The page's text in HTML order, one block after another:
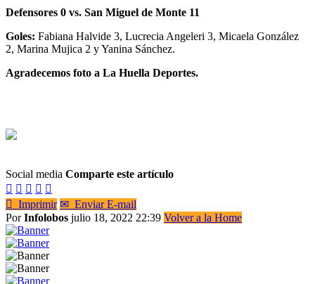
Defensores 0 vs. San Miguel de Monte 11
Goles: Fabiana Halvide 3, Lucrecia Angeleri 3, Micaela González
2, Marina Mujica 2 y Yanina Sánchez.
Agradecemos foto a La Huella Deportes.
Social media Comparte este artículo
    
 Imprimir ✉ Enviar E-mail
PorInfolobos julio 18, 2022 22:39 Volver a la Home